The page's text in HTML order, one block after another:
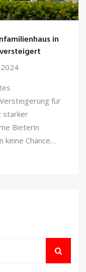
in
für
starker
Bieterin
keine Chance